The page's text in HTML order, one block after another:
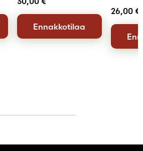
Ennakkotilaa
26,00 €